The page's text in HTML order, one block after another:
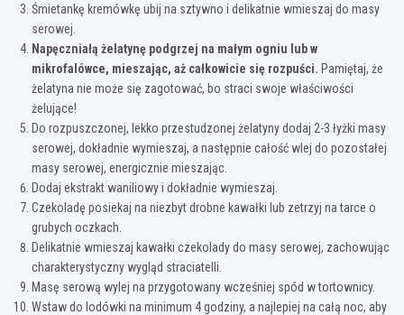
Śmietankę kremówkę ubij na sztywno i delikatnie wmieszaj do masy
serowej.
Napęczniałą żelatynę podgrzej na małym ogniu lub w
mikrofalówce, mieszając, aż całkowicie się rozpuści. Pamiętaj, że
żelatyna nie może się zagotować, bo straci swoje właściwości
żelujące!
Do rozpuszczonej, lekko przestudzonej żelatyny dodaj 2-3 łyżki masy
serowej, dokładnie wymieszaj, a następnie całość wlej do pozostałej
masy serowej, energicznie mieszając.
Dodaj ekstrakt waniliowy i dokładnie wymieszaj.
Czekoladę posiekaj na niezbyt drobne kawałki lub zetrzyj na tarce o
grubych oczkach.
Delikatnie wmieszaj kawałki czekolady do masy serowej, zachowując
charakterystyczny wygląd straciatelli.
Masę serową wylej na przygotowany wcześniej spód w tortownicy.
Wstaw do lodówki na minimum 4 godziny, a najlepiej na całą noc, aby